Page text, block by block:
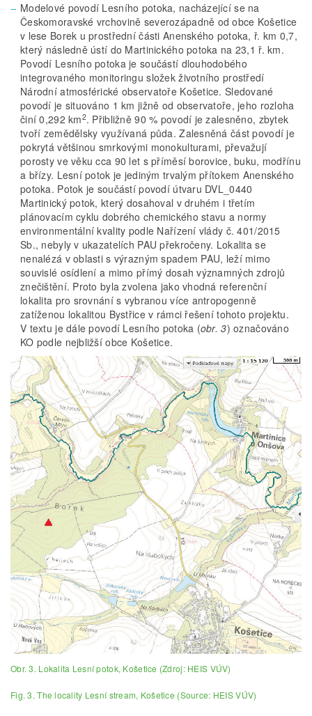
Modelové povodí Lesního potoka, nacházející se na
Českomoravské vrchovině severozápadně od obce Košetice
v lese Borek u prostřední části Anenského potoka, ř. km 0,7,
který následně ústí do Martinického potoka na 23,1 ř. km.
Povodí Lesního potoka je součástí dlouhodobého
integrovaného monitoringu složek životního prostředí
Národní atmosférické observatoře Košetice. Sledované
povodí je situováno 1 km jižně od observatoře, jeho rozloha
činí 0,292 km2. Přibližně 90 % povodí je zalesněno, zbytek
tvoří zemědělsky využívaná půda. Zalesněná část povodí je
pokrytá většinou smrkovými monokulturami, převažují
porosty ve věku cca 90 let s příměsí borovice, buku, modřínu
a břízy. Lesní potok je jediným trvalým přítokem Anenského
potoka. Potok je součástí povodí útvaru DVL_0440
Martinický potok, který dosahoval v druhém i třetím
plánovacím cyklu dobrého chemického stavu a normy
environmentální kvality podle Nařízení vlády č. 401/2015
Sb., nebyly v ukazatelích PAU překročeny. Lokalita se
nenalézá v oblasti s výrazným spadem PAU, leží mimo
souvislé osídlení a mimo přímý dosah významných zdrojů
znečištění. Proto byla zvolena jako vhodná referenční
lokalita pro srovnání s vybranou více antropogenně
zatíženou lokalitou Bystřice v rámci řešení tohoto projektu.
V textu je dále povodí Lesního potoka (obr. 3) označováno
KO podle nejbližší obce Košetice.
Obr. 3. Lokalita Lesní potok, Košetice (Zdroj: HEIS VÚV)
Fig. 3. The locality Lesní stream, Košetice (Source: HEIS VÚV)